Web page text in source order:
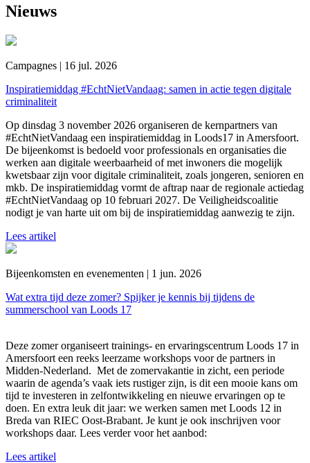
Nieuws
Campagnes | 16 jul. 2026
Inspiratiemiddag #EchtNietVandaag: samen in actie tegen digitale
criminaliteit
Op dinsdag 3 november 2026 organiseren de kernpartners van
#EchtNietVandaag een inspiratiemiddag in Loods17 in Amersfoort.
De bijeenkomst is bedoeld voor professionals en organisaties die
werken aan digitale weerbaarheid of met inwoners die mogelijk
kwetsbaar zijn voor digitale criminaliteit, zoals jongeren, senioren en
mkb. De inspiratiemiddag vormt de aftrap naar de regionale actiedag
#EchtNietVandaag op 10 februari 2027. De Veiligheidscoalitie
nodigt je van harte uit om bij de inspiratiemiddag aanwezig te zijn.
Lees artikel
Bijeenkomsten en evenementen | 1 jun. 2026
Wat extra tijd deze zomer? Spijker je kennis bij tijdens de
summerschool van Loods 17
Deze zomer organiseert trainings- en ervaringscentrum Loods 17 in
Amersfoort een reeks leerzame workshops voor de partners in
Midden-Nederland. Met de zomervakantie in zicht, een periode
waarin de agenda’s vaak iets rustiger zijn, is dit een mooie kans om
tijd te investeren in zelfontwikkeling en nieuwe ervaringen op te
doen. En extra leuk dit jaar: we werken samen met Loods 12 in
Breda van RIEC Oost-Brabant. Je kunt je ook inschrijven voor
workshops daar. Lees verder voor het aanbod:
Lees artikel